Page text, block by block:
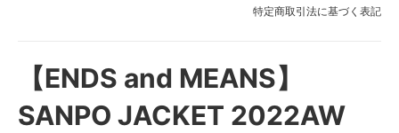
特定商取引法に基づく表記
【ENDS and MEANS】
SANPO JACKET 2022AW